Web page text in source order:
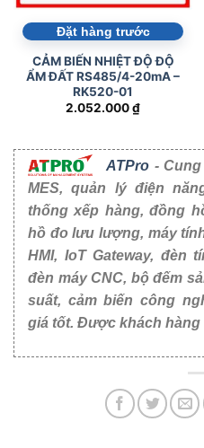
Đặt hàng trước
CẢM BIẾN NHIỆT ĐỘ ĐỘ
ẨM ĐẤT RS485/4-20mA –
RK520-01
2.052.000₫
ATPro -
MES, quản lý điện
thống xếp hàng, đồng
hồ đo lưu lượng, máy
HMI, IoT Gateway, đèn
đèn máy CNC, bộ đếm
suất, cảm biến công
giá tốt. Được khách hàng